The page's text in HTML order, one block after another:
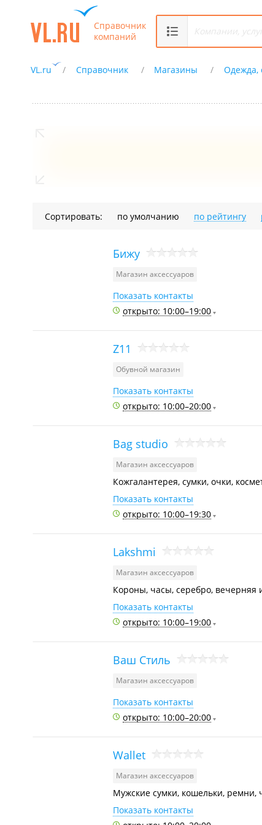
Справочник
компаний
VL.ru Справочник Магазины Одежда,
Сортировать: по умолчанию по рейтингу
Бижу
Магазин аксессуаров
Показать контакты
открыто: 10:00–19:00
Z11
Обувной магазин
Показать контакты
открыто: 10:00–20:00
Bag studio
Магазин аксессуаров
Кожгалантерея, сумки, очки,
Показать контакты
открыто: 10:00–19:30
Lakshmi
Магазин аксессуаров
Короны, часы, серебро, вечерняя
Показать контакты
открыто: 10:00–19:00
Ваш Стиль
Магазин аксессуаров
Показать контакты
открыто: 10:00–20:00
Wallet
Магазин аксессуаров
Мужские сумки, кошельки,
Показать контакты